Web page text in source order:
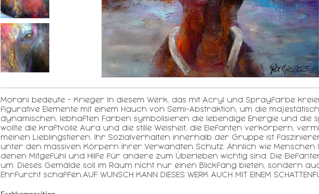
Morani bedeute - Krieger In diesem Werk, das mit Acryl und Sprayfarbe
figurative Elemente mit einem Hauch von Semi-Abstraktion, um die
dynamischen, lebhaften Farben symbolisieren die lebendige Energie und die
wollte die kraftvolle Aura und die stille Weisheit, die Elefanten verkörpern,
meinen Lieblingstieren. Ihr Sozialverhalten innerhalb der Gruppe ist
unter den massiven Körpern ihrer Verwandten Schutz. Ähnlich wie Menschen
denen Mitgefühl und Hilfe für andere zum Überleben wichtig sind. Die
um. Dieses Gemälde soll im Raum nicht nur einen Blickfang bieten, sondern
Ehrfurcht schaffen.AUF WUNSCH KANN DIESES WERK AUCH MIT EINEM